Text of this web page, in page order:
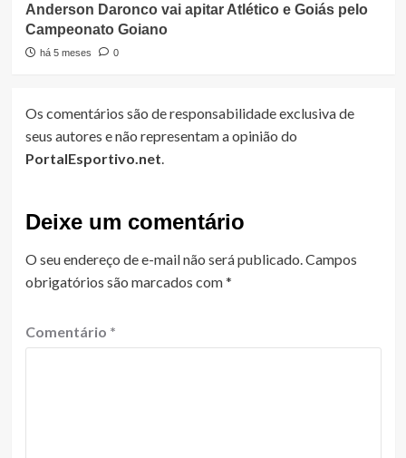
Anderson Daronco vai apitar Atlético e Goiás pelo
Campeonato Goiano
há 5 meses 0
Os comentários são de responsabilidade exclusiva de
seus autores e não representam a opinião do
PortalEsportivo.net
Deixe um comentário
O seu endereço de e-mail não será publicado. Campos
obrigatórios são marcados com*
Comentário *